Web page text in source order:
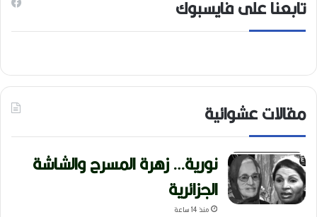
تابعنا على فايسبوك
مقالات عشوائية
نورية… زهرة المسرح والشاشة
الجزائرية
منذ 14 ساعة